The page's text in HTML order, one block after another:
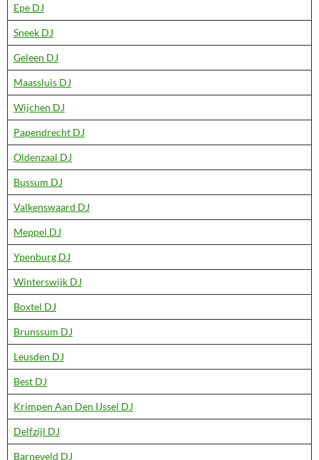
Epe DJ
Sneek DJ
Geleen DJ
Maassluis DJ
Wijchen DJ
Papendrecht DJ
Oldenzaal DJ
Bussum DJ
Valkenswaard DJ
Meppel DJ
Ypenburg DJ
Winterswijk DJ
Boxtel DJ
Brunssum DJ
Leusden DJ
Best DJ
Krimpen Aan Den IJssel DJ
Delfzijl DJ
Barneveld DJ